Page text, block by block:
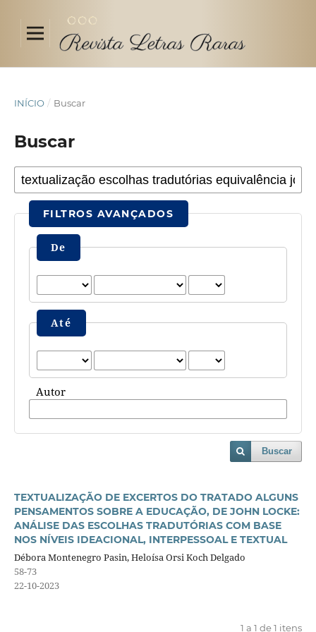
INÍCIO / Buscar
Buscar
FILTROS AVANÇADOS
De
Até
Autor
Buscar
TEXTUALIZAÇÃO DE EXCERTOS DO TRATADO ALGUNS
PENSAMENTOS SOBRE A EDUCAÇÃO, DE JOHN LOCKE:
ANÁLISE DAS ESCOLHAS TRADUTÓRIAS COM BASE
NOS NÍVEIS IDEACIONAL, INTERPESSOAL E TEXTUAL
Débora Montenegro Pasin, Heloísa Orsi Koch Delgado
58-73
22-10-2023
1 a 1 de 1 itens